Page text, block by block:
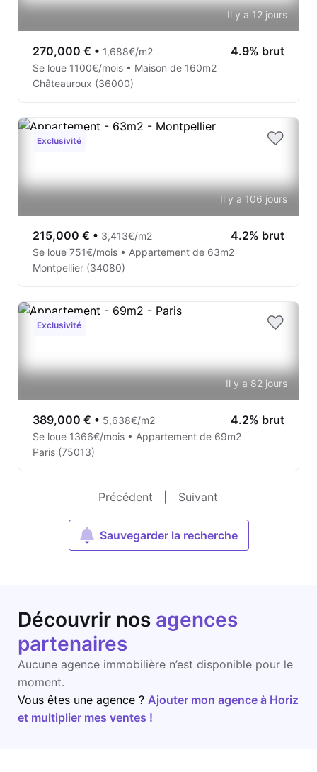
Il y a 12 jours
270,000 € • 1,688€/m2 4.9% brut
Se loue 1100€/mois • Maison de 160m2
Châteauroux (36000)
Exclusivité
Il y a 106 jours
215,000 € • 3,413€/m2 4.2% brut
Se loue 751€/mois • Appartement de 63m2
Montpellier (34080)
Exclusivité
Il y a 82 jours
389,000 € • 5,638€/m2 4.2% brut
Se loue 1366€/mois • Appartement de 69m2
Paris (75013)
Précédent Suivant
Sauvegarder la recherche
Découvrir nos agences
partenaires
Aucune agence immobilière n’est disponible pour le
moment.
Vous êtes une agence ? Ajouter mon agence à Horiz
et multiplier mes ventes !